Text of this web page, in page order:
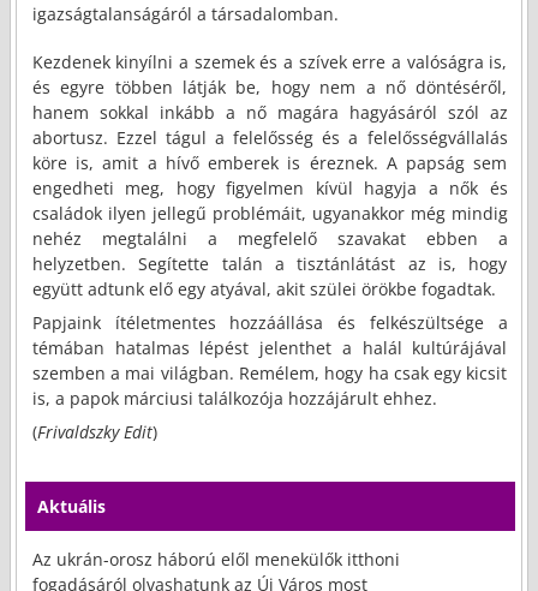
igazságtalanságáról a társadalomban.
Kezdenek kinyílni a szemek és a szívek erre a valóságra is,
és egyre többen látják be, hogy nem a nő döntéséről,
hanem sokkal inkább a nő magára hagyásáról szól az
abortusz. Ezzel tágul a felelősség és a felelősségvállalás
köre is, amit a hívő emberek is éreznek. A papság sem
engedheti meg, hogy figyelmen kívül hagyja a nők és
családok ilyen jellegű problémáit, ugyanakkor még mindig
nehéz megtalálni a megfelelő szavakat ebben a
helyzetben. Segítette talán a tisztánlátást az is, hogy
együtt adtunk elő egy atyával, akit szülei örökbe fogadtak.
Papjaink ítéletmentes hozzáállása és felkészültsége a
témában hatalmas lépést jelenthet a halál kultúrájával
szemben a mai világban. Remélem, hogy ha csak egy kicsit
is, a papok márciusi találkozója hozzájárult ehhez.
(Frivaldszky Edit)
Aktuális
Az ukrán-orosz háború elől menekülők itthoni
fogadásáról olvashatunk az Új Város most